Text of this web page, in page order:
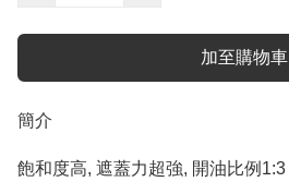
加至購物車
簡介
飽和度高, 遮蓋力超強, 開油比例1:3